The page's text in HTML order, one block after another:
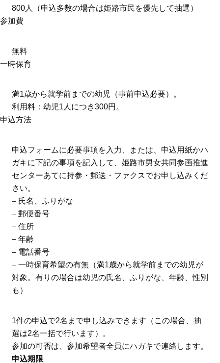
800人（申込多数の場合は姫路市民を優先して抽選）
参加費
無料
一時保育
満1歳から就学前までの幼児（事前申込必要）。
利用料：幼児1人につき300円。
申込方法
申込フォームに必要事項を入力、または、申込用紙かハ
ガキに下記の事項を記入して、姫路市男女共同参画推進
センターあてに持参・郵送・ファクスでお申し込みくだ
さい。
– 氏名、ふりがな
– 郵便番号
– 住所
– 年齢
– 電話番号
– 一時保育希望の有無（満1歳から就学前までの幼児が
対象。有りの場合は幼児の氏名、ふりがな、年齢、性別
も）
1件の申込で2名まで申し込みできます（この場合、抽
選は2名一括で行います）。
参加の可否は、参加希望者全員にハガキで連絡します。
申込期限